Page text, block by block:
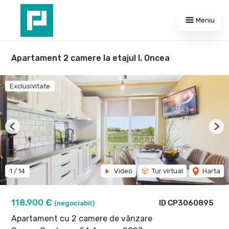
Meniu
Apartament 2 camere la etajul I, Oncea
ID CP3060895
118,900 € (negociabil)
Apartament cu 2 camere de vânzare
Exclusivitate
1 / 14 Video Tur virtual Harta
Previous